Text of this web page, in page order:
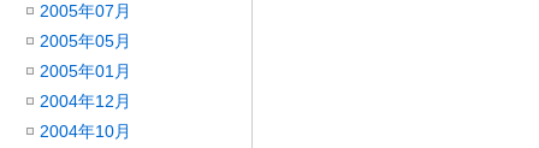
2005年07月
2005年05月
2005年01月
2004年12月
2004年10月